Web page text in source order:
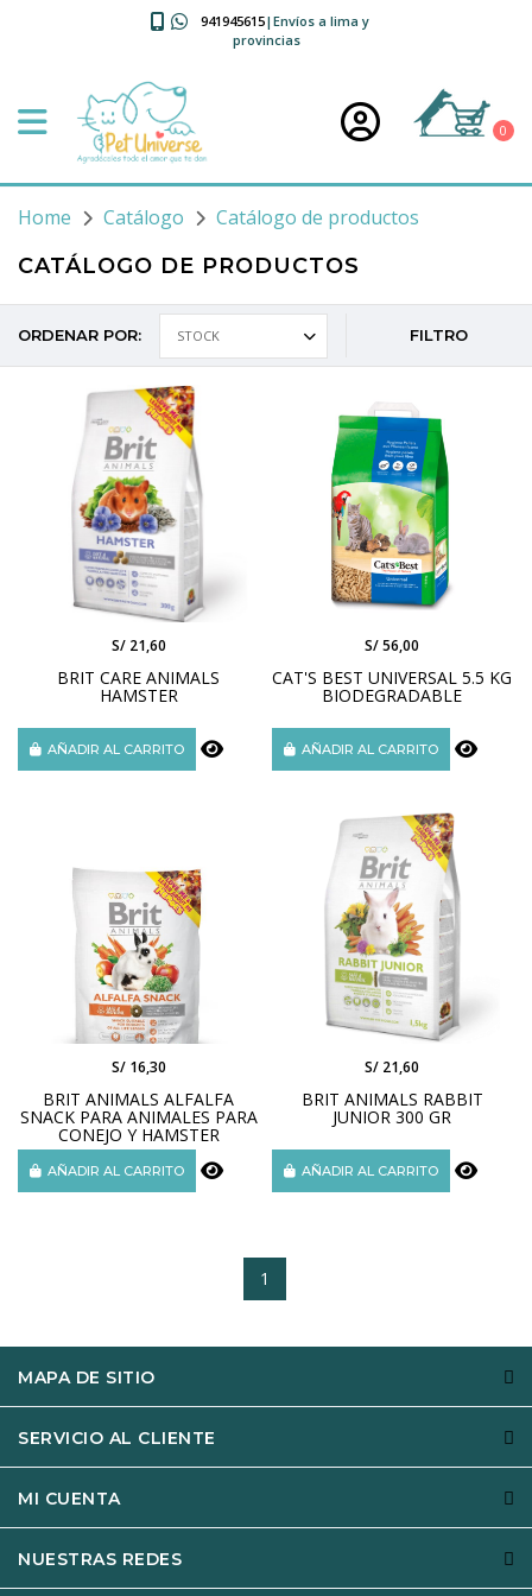
941945615|Envíos a lima y
provincias
0
Home Catálogo
Catálogo de productos
CATÁLOGO DE PRODUCTOS
ORDENAR POR: FILTRO
BRIT CARE ANIMALS
HAMSTER
S/ 21,60
AÑADIR AL CARRITO
CAT'S BEST UNIVERSAL 5.5 KG
BIODEGRADABLE
S/ 56,00
AÑADIR AL CARRITO
BRIT ANIMALS ALFALFA
SNACK PARA ANIMALES PARA
CONEJO Y HAMSTER
S/ 16,30
AÑADIR AL CARRITO
BRIT ANIMALS RABBIT
JUNIOR 300 GR
S/ 21,60
AÑADIR AL CARRITO
1
MAPA DE SITIO
SERVICIO AL CLIENTE
MI CUENTA
NUESTRAS REDES